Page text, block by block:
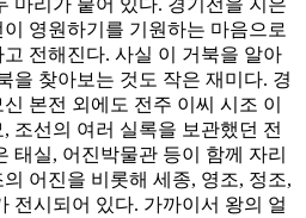
마리가 붙어 있다. 경기전을 지은
영원하기를 기원하는 마음으로
전해진다. 사실 이 거북을 알아
을 찾아보는 것도 작은 재미다. 경
본전 외에도 전주 이씨 시조 이
조선의 여러 실록을 보관했던 전
태실, 어진박물관 등이 함께 자리
어진을 비롯해 세종, 영조, 정조,
전시되어 있다. 가까이서 왕의 얼